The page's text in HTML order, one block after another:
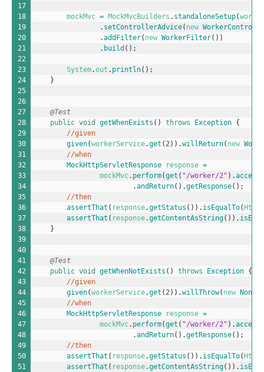
17
18
19
20
21
22
23
24
25
26
27
28
29
30
31
32
33
34
35
36
37
38
39
40
41
42
43
44
45
46
47
48
49
50
51
mockMvc = MockMvcBuilders . standaloneSetup(
. setControllerAdvice( new
.addFilter( new WorkerFilter( ) )
. build ( ) ;
System.out . println( ) ;
}
@Test
public void getWhenExists ( ) throws Exception {
//given
given(workerService.get ( 2 ) ) .willReturn( new
//when
MockHttpServletResponse
response =
mockMvc. perform(get ( "/worker/2" ) .accept
.andReturn( ) .getResponse( ) ;
//then
assertThat ( response.getStatus ( ) ) . isEqualTo(
assertThat ( response.getContentAsString( ) ) .
}
@Test
public void getWhenNotExists ( ) throws Exception {
//given
given(workerService.get ( 2 ) ) .willThrow( new
//when
MockHttpServletResponse
response =
mockMvc. perform(get ( "/worker/2" ) .accept
.andReturn( ) .getResponse( ) ;
//then
assertThat ( response.getStatus ( ) ) . isEqualTo(
assertThat ( response.getContentAsString( ) ) .